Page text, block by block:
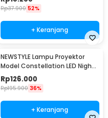
Rp37.900 52%
+ Keranjang
NEWSTYLE Lampu Proyektor
Model Constellation LED Night
Light 3W 5V - NL-USB
Rp126.000
Rp195.900 36%
+ Keranjang